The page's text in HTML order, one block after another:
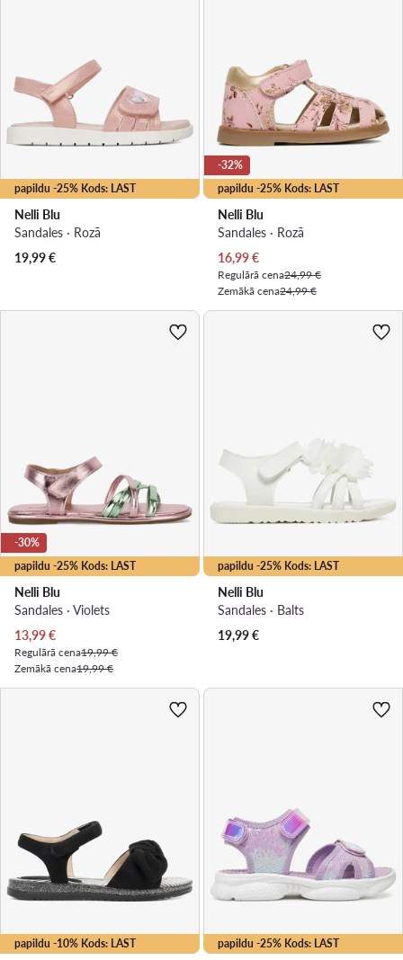
papildu -25% Kods: LAST
Nelli Blu
Sandales · Rozā
19,99€
papildu -25% Kods: LAST
-32%
Nelli Blu
Sandales · Rozā
Pašreizējā cena
16,99€
Regulārā cena24,99 €
Zemākā cena24,99 €
papildu -25% Kods: LAST
-30%
Nelli Blu
Sandales · Violets
Pašreizējā cena
13,99€
Regulārā cena19,99 €
Zemākā cena19,99 €
papildu -25% Kods: LAST
Nelli Blu
Sandales · Balts
19,99€
papildu -10% Kods: LAST papildu -25% Kods: LAST